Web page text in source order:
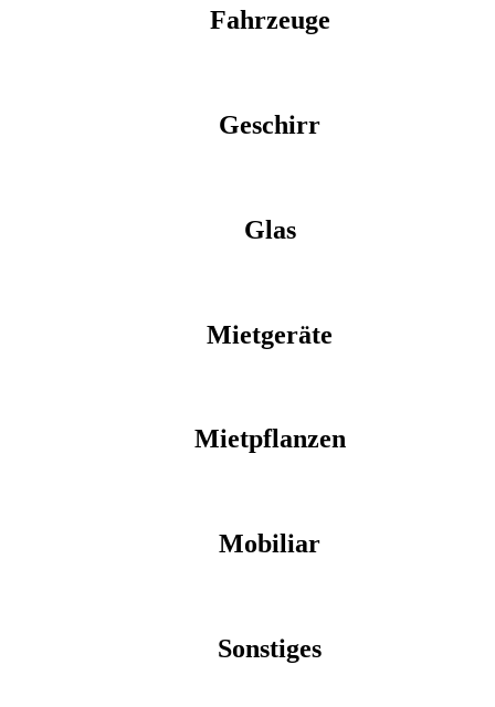
Fahrzeuge
Geschirr
Glas
Mietgeräte
Mietpflanzen
Mobiliar
Sonstiges